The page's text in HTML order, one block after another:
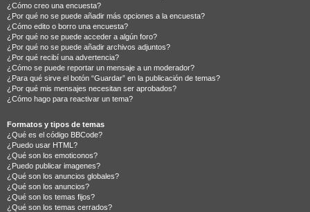
¿Cómo creo una encuesta?
¿Por qué no se puede añadir más opciones a la encuesta?
¿Cómo edito o borro una encuesta?
¿Por qué no se puede acceder a algún foro?
¿Por qué no se puede añadir archivos adjuntos?
¿Por qué recibí una advertencia?
¿Cómo se puede reportar un mensaje a un moderador?
¿Para qué sirve el botón “Guardar” en la publicación de temas?
¿Por qué mis mensajes necesitan ser aprobados?
¿Cómo hago para reactivar un tema?
Formatos y tipos de temas
¿Qué es el código BBCode?
¿Puedo usar HTML?
¿Qué son los emoticonos?
¿Puedo publicar imagenes?
¿Qué son los anuncios globales?
¿Qué son los anuncios?
¿Qué son los temas fijos?
¿Qué son los temas cerrados?